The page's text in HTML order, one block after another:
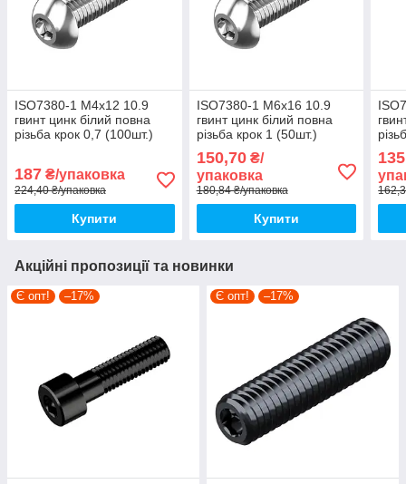
ISO7380-1 М4х12 10.9
гвинт цинк білий повна
різьба крок 0,7 (100шт.)
187 ₴/упаковка
224,40 ₴/упаковка
Купити
ISO7380-1 М6х16 10.9
гвинт цинк білий повна
різьба крок 1 (50шт.)
напівкругла HX4 Metalvis
150,70₴/
упаковка
180,84 ₴/упаковка
Купити
Акційні пропозиції та новинки
Є опт! –17% Є опт! –17%